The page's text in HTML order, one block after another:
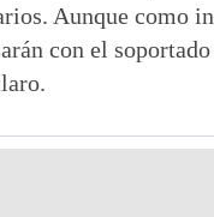
Aunque como
con el